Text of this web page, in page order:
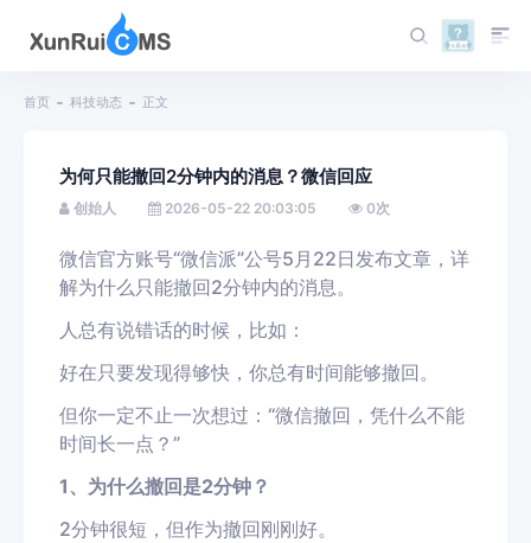
首页 科技动态 正文
为何只能撤回2分钟内的消息？微信回应
创始人 2026-05-22 20:03:05 0次
微信官方账号“微信派”公号5月22日发布文章，详
解为什么只能撤回2分钟内的消息。
人总有说错话的时候，比如：
好在只要发现得够快，你总有时间能够撤回。
但你一定不止一次想过：“微信撤回，凭什么不能
时间长一点？”
1、为什么撤回是2分钟？
2分钟很短，但作为撤回刚刚好。